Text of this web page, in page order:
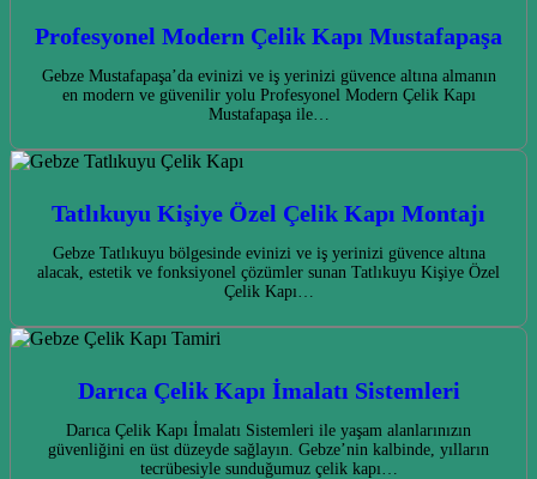
Profesyonel Modern Çelik Kapı Mustafapaşa
Gebze Mustafapaşa’da evinizi ve iş yerinizi güvence altına almanın
en modern ve güvenilir yolu Profesyonel Modern Çelik Kapı
Mustafapaşa ile…
Tatlıkuyu Kişiye Özel Çelik Kapı Montajı
Gebze Tatlıkuyu bölgesinde evinizi ve iş yerinizi güvence altına
alacak, estetik ve fonksiyonel çözümler sunan Tatlıkuyu Kişiye Özel
Çelik Kapı…
Darıca Çelik Kapı İmalatı Sistemleri
Darıca Çelik Kapı İmalatı Sistemleri ile yaşam alanlarınızın
güvenliğini en üst düzeyde sağlayın. Gebze’nin kalbinde, yılların
tecrübesiyle sunduğumuz çelik kapı…